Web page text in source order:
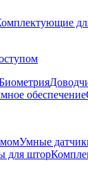
обеспечение
Умные
для штор